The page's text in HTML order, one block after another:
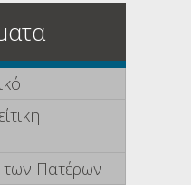
Πατέρων